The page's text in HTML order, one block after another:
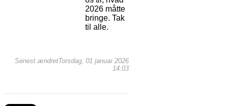
2026 måtte
bringe. Tak
til alle.
Senest ændretTorsdag, 01 januar 2026
14:03